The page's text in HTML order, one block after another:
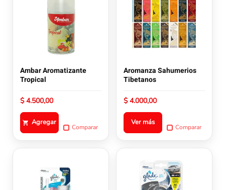
Ambar Aromatizante
Tropical
$4.500,00
Agregar
Comparar
Aromanza Sahumerios
Tibetanos
$4.000,00
Ver más
múltiples
variantes.
opciones
elegir
producto
Comparar
múltiples